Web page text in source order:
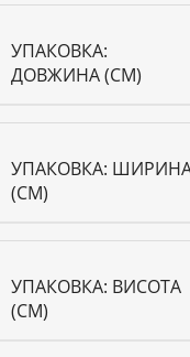
УПАКОВКА:
ДОВЖИНА (СМ)
УПАКОВКА:
(СМ)
УПАКОВКА: ВИСОТА
(СМ)